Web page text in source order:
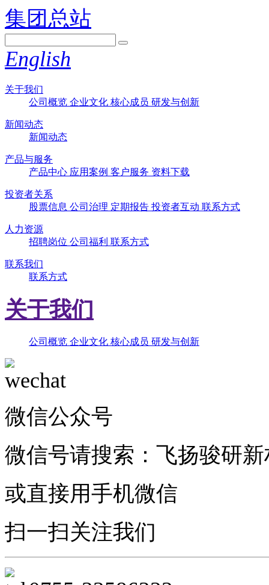
集团总站
English
关于我们
公司概览 企业文化 核心成员 研发与创新
新闻动态
新闻动态
产品与服务
产品中心 应用案例 客户服务 资料下载
投资者关系
股票信息 公司治理 定期报告 投资者互动 联系方式
人力资源
招聘岗位 公司福利 联系方式
联系我们
联系方式
关于我们
公司概览 企业文化 核心成员 研发与创新
微信公众号
微信号请搜索：飞扬骏研
或直接用手机微信
扫一扫关注我们